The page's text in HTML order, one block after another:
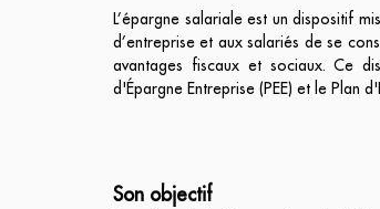
L’épargne salariale est un dispositif
d’entreprise et aux salariés de se
avantages fiscaux et sociaux. Ce
d'Épargne Entreprise (PEE) et le Plan
Son objectif